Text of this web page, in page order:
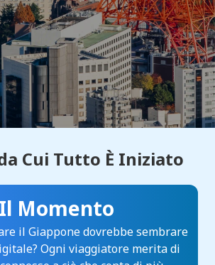
Cui Tutto È Iniziato
Il Momento
il Giappone dovrebbe sembrare
Ogni viaggiatore merita di